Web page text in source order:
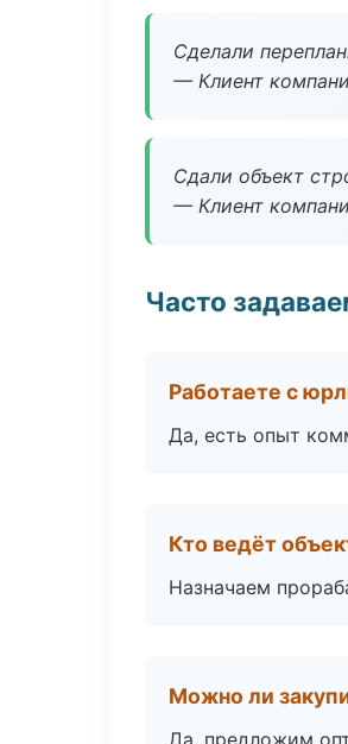
Сделали
— Клиент
Сдали объект
— Клиент
Часто
Работаете с
Да, есть опыт
Кто ведёт
Назначаем
Можно ли
Да, предложим